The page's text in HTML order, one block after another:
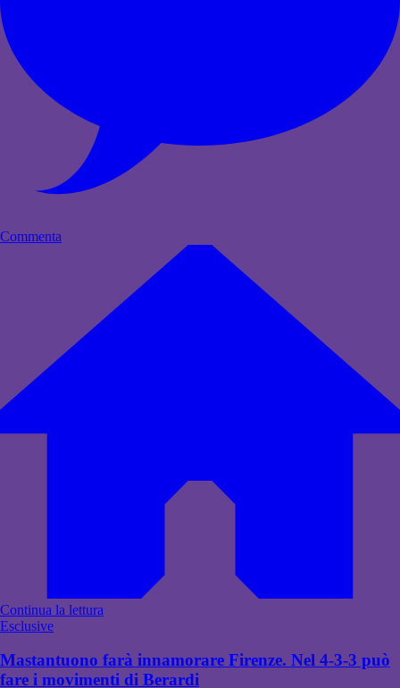
Commenta
Continua la lettura
Esclusive
Mastantuono farà innamorare Firenze. Nel 4-3-3 può
fare i movimenti di Berardi